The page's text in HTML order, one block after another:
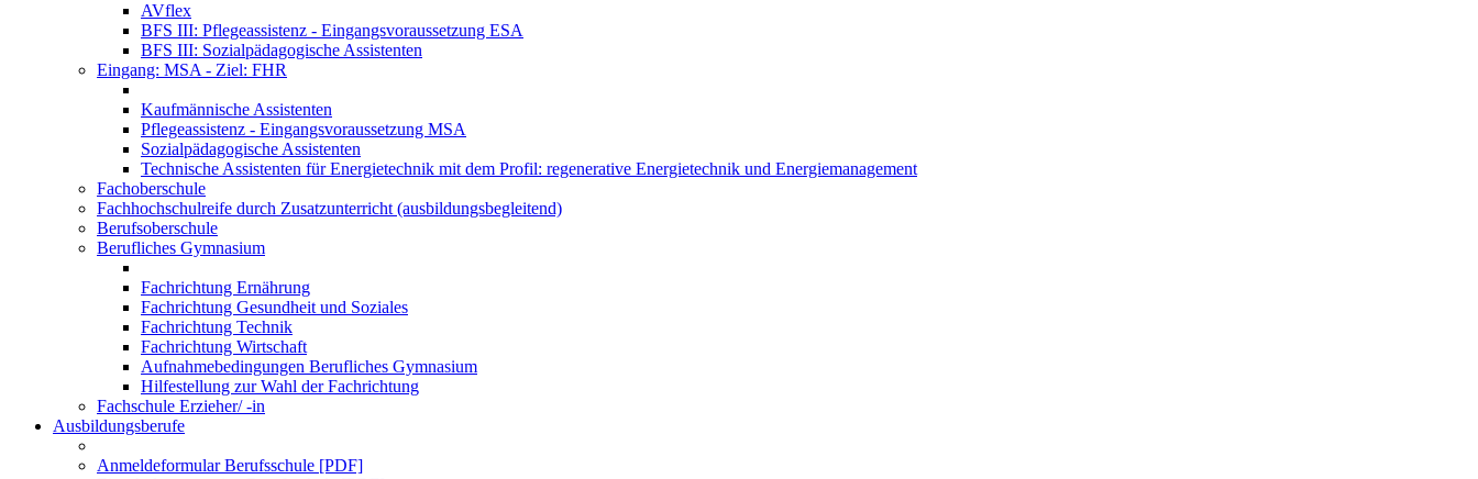
AVflex
BFS III: Pflegeassistenz - Eingangsvoraussetzung ESA
BFS III: Sozialpädagogische Assistenten
Eingang: MSA - Ziel: FHR
Kaufmännische Assistenten
Pflegeassistenz - Eingangsvoraussetzung MSA
Sozialpädagogische Assistenten
Technische Assistenten für Energietechnik mit dem Profil: regenerative Energietechnik und Energiemanagement
Fachoberschule
Fachhochschulreife durch Zusatzunterricht (ausbildungsbegleitend)
Berufsoberschule
Berufliches Gymnasium
Fachrichtung Ernährung
Fachrichtung Gesundheit und Soziales
Fachrichtung Technik
Fachrichtung Wirtschaft
Aufnahmebedingungen Berufliches Gymnasium
Hilfestellung zur Wahl der Fachrichtung
Fachschule Erzieher/ -in
Ausbildungsberufe
Anmeldeformular Berufsschule [PDF]